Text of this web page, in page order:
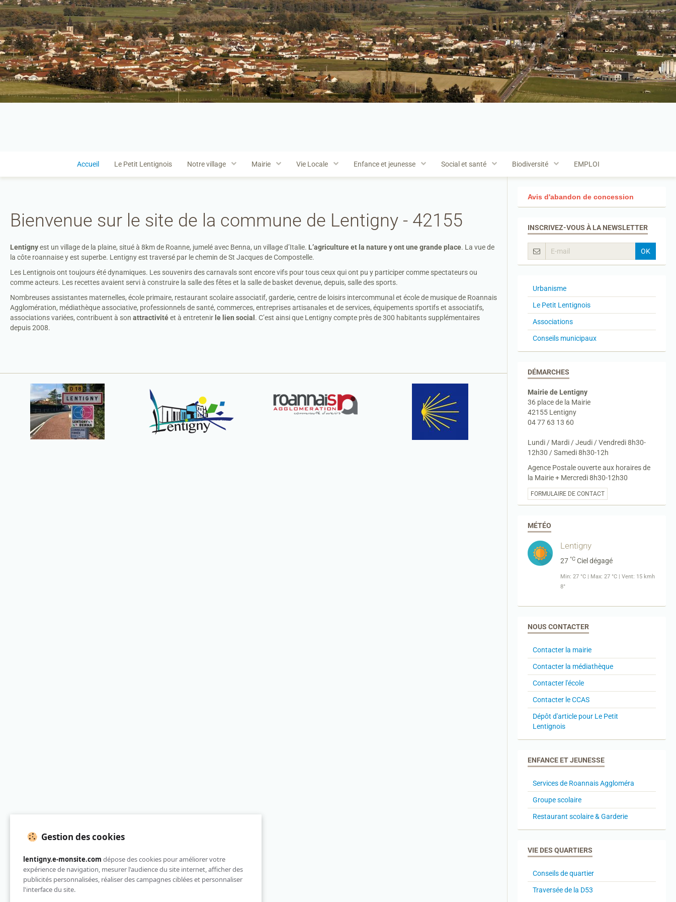
Accueil Le Petit Lentignois Notre village Mairie Vie Locale Enfance et jeunesse Social et santé Biodiversité EMPLOI
Bienvenue sur le site de la commune de Lentigny - 42155
Lentignyest un village de la plaine, situé à 8km de Roanne, jumelé avec Benna, un village d’Italie. L’agriculture et la nature y ont une grande place. La vue de
la côte roannaise y est superbe. Lentigny est traversé par le chemin de St Jacques de Compostelle.
Les Lentignois ont toujours été dynamiques. Les souvenirs des carnavals sont encore vifs pour tous ceux qui ont pu y participer comme spectateurs ou
comme acteurs. Les recettes avaient servi à construire la salle des fêtes et la salle de basket devenue, depuis, salle des sports.
Nombreuses assistantes maternelles, école primaire, restaurant scolaire associatif, garderie, centre de loisirs intercommunal et école de musique de Roannais
Agglomération, médiathèque associative, professionnels de santé, commerces, entreprises artisanales et de services, équipements sportifs et associatifs,
associations variées, contribuent à son attractivitéet à entretenir le lien social . C’est ainsi que Lentigny compte près de 300 habitants supplémentaires
depuis 2008.
Avis d'abandon de concession
INSCRIVEZ-VOUS À LA NEWSLETTER
OK
Urbanisme
Le Petit Lentignois
Associations
Conseils municipaux
DÉMARCHES
Mairie de Lentigny
36 place de la Mairie
42155 Lentigny
04 77 63 13 60
Lundi / Mardi / Jeudi / Vendredi 8h30-
12h30 / Samedi 8h30-12h
Agence Postale ouverte aux horaires de
la Mairie + Mercredi 8h30-12h30
FORMULAIRE DE CONTACT
MÉTÉO
Lentigny
27 °C Ciel dégagé
Min: 27 °C | Max: 27 °C | Vent: 15 kmh
8°
NOUS CONTACTER
Contacter la mairie
Contacter la médiathèque
Contacter l'école
Contacter le CCAS
Dépôt d'article pour Le Petit
Lentignois
ENFANCE ET JEUNESSE
Services de Roannais Aggloméra
Groupe scolaire
Restaurant scolaire & Garderie
VIE DES QUARTIERS
Conseils de quartier
Traversée de la D53
Gestion des cookies
lentigny.e-monsite.com dépose des cookies pour améliorer votre
expérience de navigation, mesurer l'audience du site internet, afficher des
publicités personnalisées, réaliser des campagnes ciblées et personnaliser
l'interface du site.